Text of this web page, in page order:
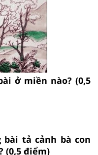
ở miền nào? (0,5
bài tả cảnh bà con
(0,5 điểm)